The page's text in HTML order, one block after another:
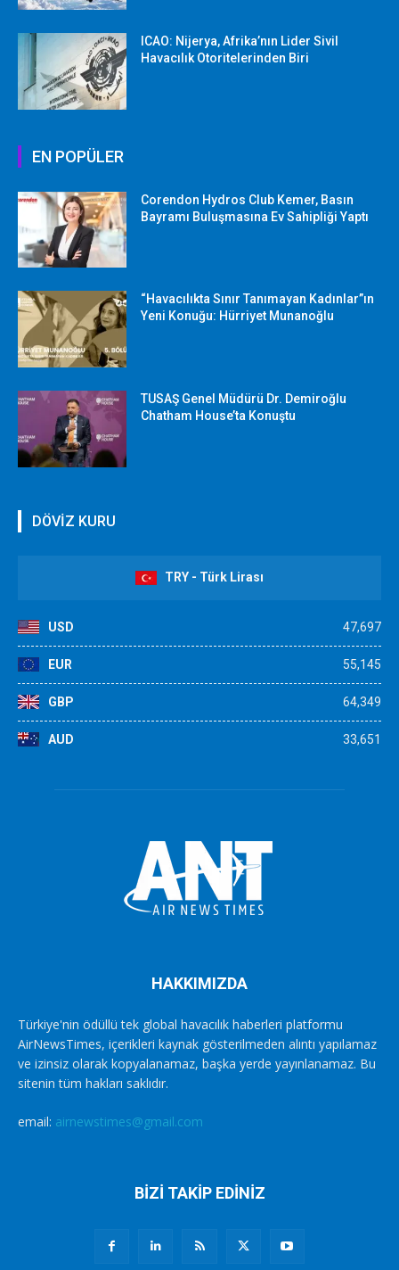
ICAO: Nijerya, Afrika’nın Lider Sivil
Havacılık Otoritelerinden Biri
EN POPÜLER
Corendon Hydros Club Kemer, Basın
Bayramı Buluşmasına Ev Sahipliği Yaptı
“Havacılıkta Sınır Tanımayan Kadınlar”ın
Yeni Konuğu: Hürriyet Munanoğlu
TUSAŞ Genel Müdürü Dr. Demiroğlu
Chatham House’ta Konuştu
DÖVİZ KURU
TRY - Türk Lirası
USD 47,697
EUR 55,145
GBP 64,349
AUD 33,651
HAKKIMIZDA
Türkiye'nin ödüllü tek global havacılık haberleri platformu
AirNewsTimes, içerikleri kaynak gösterilmeden alıntı yapılamaz
ve izinsiz olarak kopyalanamaz, başka yerde yayınlanamaz. Bu
sitenin tüm hakları saklıdır.
email: airnewstimes@gmail.com
BİZİ TAKİP EDİNİZ